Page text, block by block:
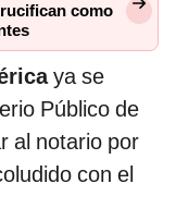
como
ya se
Público de
al notario por
con el